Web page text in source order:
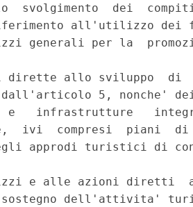
svolgimento  dei
all'utilizzo dei
generali per la
dirette allo sviluppo
dall'articolo 5, nonche'
infrastrutture
ivi  compresi  piani
approdi turistici di
e alle azioni diretti
dell'attivita'